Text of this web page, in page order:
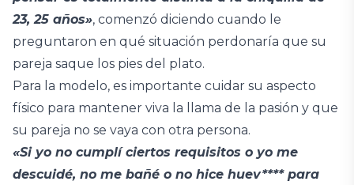
23, 25 años», comenzó diciendo cuando le
preguntaron en qué situación perdonaría que su
pareja saque los pies del plato.
Para la modelo, es importante cuidar su aspecto
físico para mantener viva la llama de la pasión y que
su pareja no se vaya con otra persona.
«Si yo no cumplí ciertos requisitos o yo me
descuidé, no me bañé o no hice huev**** para